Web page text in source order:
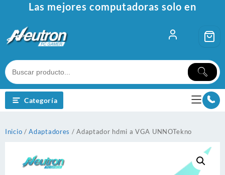
contenido
Las mejores computadoras solo en
Categoría
Inicio /Adaptadores / Adaptador hdmi a VGA UNNOTekno